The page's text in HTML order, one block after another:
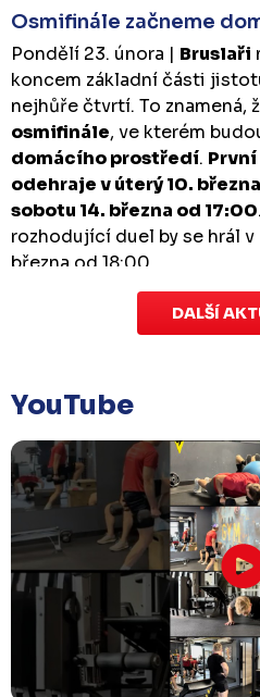
Osmifinále začneme
Pondělí 23. února | Bruslaři
koncem základní části
nejhůře čtvrtí. To znamená,
osmifinále, ve kterém
domácího prostředí. První
odehraje v úterý 10.
sobotu 14. března od 17:00
rozhodující duel by se hrál
března od 18:00.
Zápas dorostu je
které se mělo odehrát v
odloženo!Odehraje se v
kterém se bude jednat.
Náhradní termín 32. kola
Úterý 27. ledna | Utkání 32.
mělo původně odehrát 31.
marodky Králů odloženo.
náhradním termínu, Bruslaři
v pondělí 16. února
DALŠÍ
YouTube